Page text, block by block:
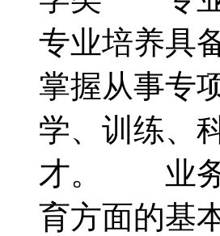
专业培养具
掌握从事专
学、训练、
才。 业务
育方面的基